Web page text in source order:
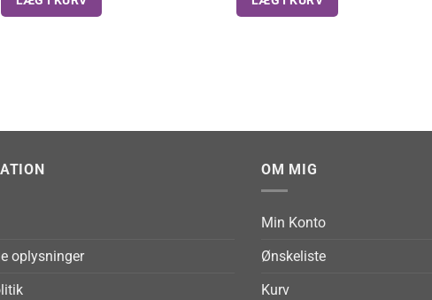
oplysninger
OM MIG
Min Konto
Ønskeliste
Kurv